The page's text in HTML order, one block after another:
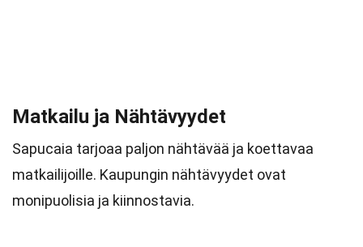
Matkailu ja Nähtävyydet
Sapucaia tarjoaa paljon nähtävää ja koettavaa
matkailijoille. Kaupungin nähtävyydet ovat
monipuolisia ja kiinnostavia.